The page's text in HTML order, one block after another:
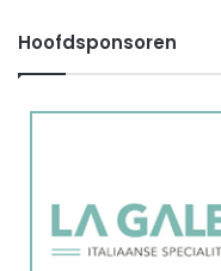
Hoofdsponsoren